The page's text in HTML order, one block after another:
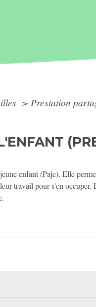
> Prestation
enfant (Paje). Elle
travail pour s'en